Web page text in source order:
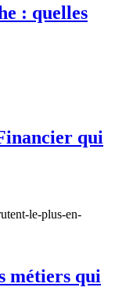
: quelles
qui
métiers qui